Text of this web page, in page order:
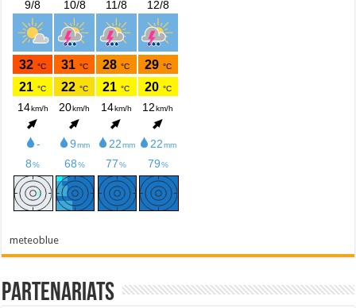
meteoblue
Partenariats